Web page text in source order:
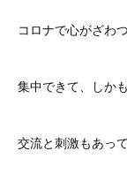
コロナで心がざわ
集中できて、しか
交流と刺激もあって